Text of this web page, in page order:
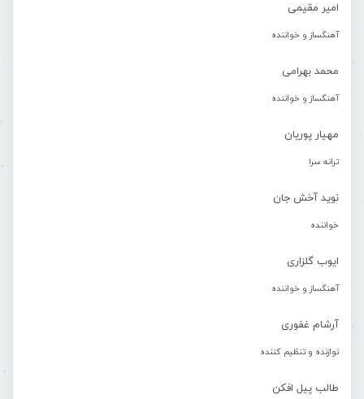
امیر مقیمی
آهنگساز و خواننده
محمد بهرامی
آهنگساز و خواننده
مهیار پوریان
ترانه سرا
نوید آخش جان
خواننده
ایوب گلزاری
آهنگساز و خواننده
آرشام غفوری
نوازنده و تنظیم کننده
طالب پیل افکن